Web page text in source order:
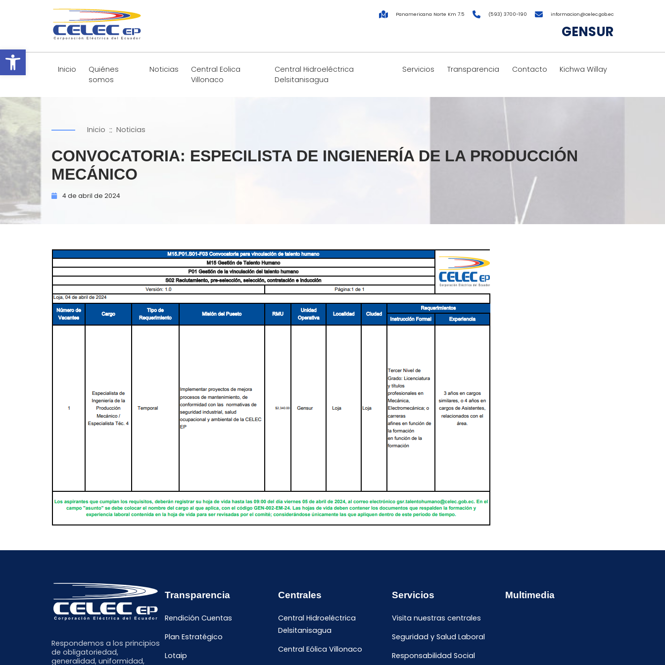
Abrir barra de herramientas
Panamericana Norte Km 7.5 (593) 3700-190 informacion@celec.gob.ec
GENSUR
Inicio
Quiénes
somos
Noticias
Central Eolica
Villonaco
Central Hidroeléctrica
Delsitanisagua
Servicios Transparencia Contacto Kichwa Willay
Inicio :: Noticias
CONVOCATORIA: ESPECILISTA DE INGIENERÍA DE LA PRODUCCIÓN
MECÁNICO
4 de abril de 2024
Respondemos a los principios
de obligatoriedad,
generalidad, uniformidad,
Transparencia
Rendición Cuentas
Plan Estratégico
Lotaip
Centrales
Central Hidroeléctrica
Delsitanisagua
Central Eólica Villonaco
Servicios
Visita nuestras centrales
Seguridad y Salud Laboral
Responsabilidad Social
Multimedia